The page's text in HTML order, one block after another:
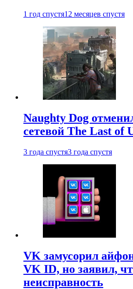
1 год спустя12 месяцев спустя
Naughty Dog
сетевой The Last of
3 года спустя3 года спустя
VK замусорил
VK ID, но заявил,
неисправность